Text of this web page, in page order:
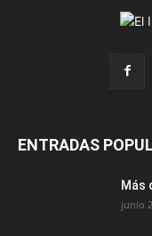
ENTRADAS
Más
junio